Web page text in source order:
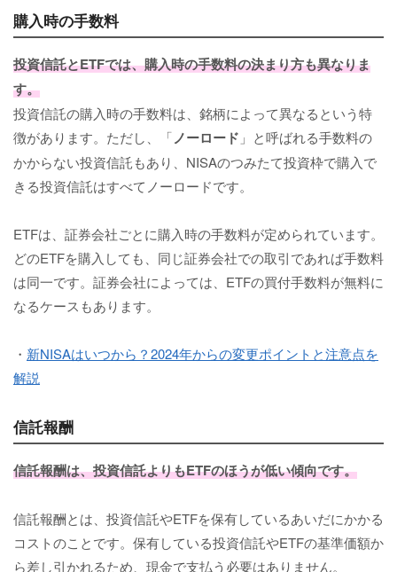
購入時の手数料
投資信託とETFでは、購入時の手数料の決まり方も異なりま
す。
投資信託の購入時の手数料は、銘柄によって異なるという特
徴があります。ただし、「ノーロード 」と呼ばれる手数料の
かからない投資信託もあり、NISAのつみたて投資枠で購入で
きる投資信託はすべてノーロードです。
ETFは、証券会社ごとに購入時の手数料が定められています。
どのETFを購入しても、同じ証券会社での取引であれば手数料
は同一です。証券会社によっては、ETFの買付手数料が無料に
なるケースもあります。
・ 新NISAはいつから？2024年からの変更ポイントと注意点を
解説
信託報酬
信託報酬は、投資信託よりもETFのほうが低い傾向です。
信託報酬とは、投資信託やETFを保有しているあいだにかかる
コストのことです。保有している投資信託やETFの基準価額か
ら差し引かれるため、現金で支払う必要はありません。